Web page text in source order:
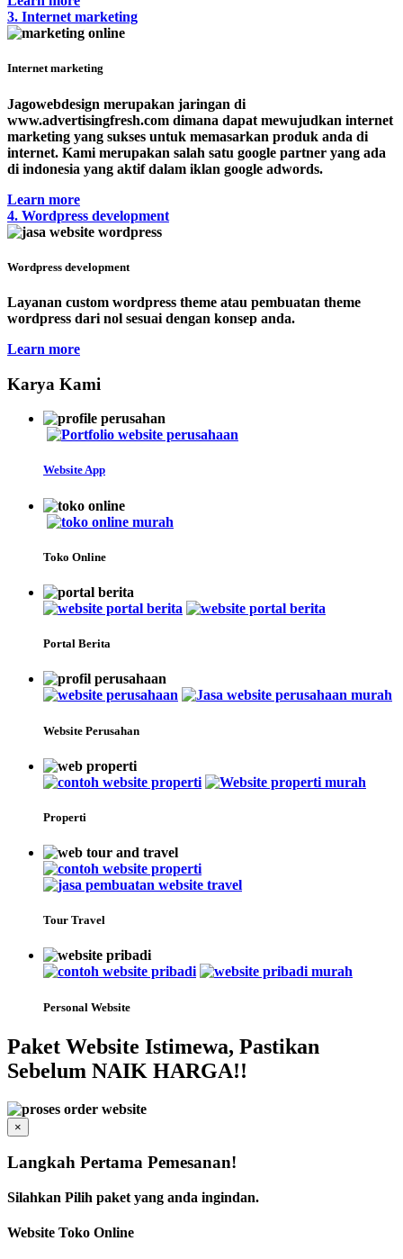
3. Internet marketing
Internet marketing
Jagowebdesign merupakan jaringan di
www.advertisingfresh.com dimana dapat mewujudkan internet
marketing yang sukses untuk memasarkan produk anda di
internet. Kami merupakan salah satu google partner yang ada
di indonesia yang aktif dalam iklan google adwords.
Learn more
4. Wordpress development
Wordpress development
Layanan custom wordpress theme atau pembuatan theme
wordpress dari nol sesuai dengan konsep anda.
Learn more
Karya Kami
Website App
Toko Online
Portal Berita
Website Perusahan
Properti
Tour Travel
Personal Website
Paket Website Istimewa, Pastikan
Sebelum NAIK HARGA!!
×
Langkah Pertama Pemesanan!
Silahkan Pilih paket yang anda ingindan.
Website Toko Online